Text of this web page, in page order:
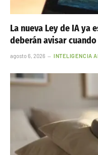
La nueva Ley de IA ya
deberán avisar
agosto 6, 2026 INTELIGENCIA